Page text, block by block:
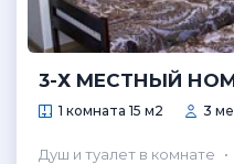
3-Х МЕСТНЫЙ
1 комната 15 м2 3
Душ и туалет в комнате